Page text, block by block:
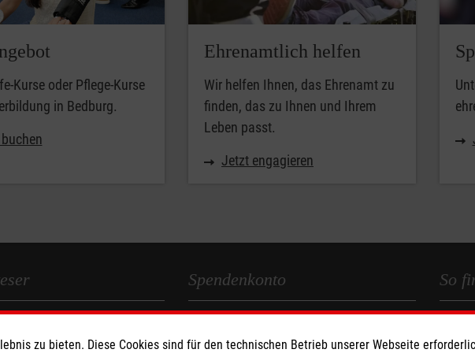
Kurse oder Pflege-Kurse
in Bedburg.
Ehrenamtlich helfen
Wir helfen Ihnen, das Ehrenamt zu
finden, das zu Ihnen und Ihrem
Leben passt.
Jetzt engagieren
Spendenkonto
IBAN: DE89 3706 0193 0100 3030 19
So
50181
zu bieten. Diese Cookies sind für den technischen Betrieb unserer Webseite